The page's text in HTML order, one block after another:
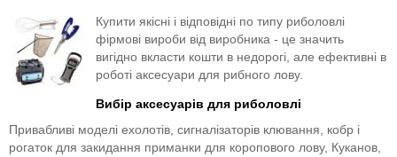
Купити якісні і відповідні по типу риболовлі
фірмові вироби від виробника - це значить
вигідно вкласти кошти в недорогі, але ефективні в
роботі аксесуари для рибного лову.
Вибір аксесуарів для риболовлі
Привабливі моделі ехолотів, сигналізаторів клювання, кобр і
рогаток для закидання приманки для коропового лову, Куканов,